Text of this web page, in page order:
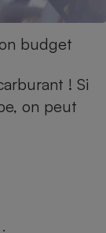
budget
! Si
on peut